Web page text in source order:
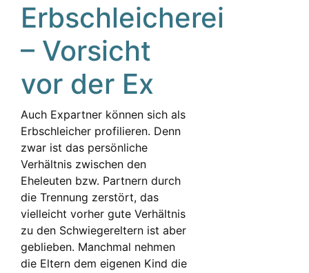
Erbschleicherei
– Vorsicht
vor der Ex
Auch Expartner können sich als
Erbschleicher profilieren. Denn
zwar ist das persönliche
Verhältnis zwischen den
Eheleuten bzw. Partnern durch
die Trennung zerstört, das
vielleicht vorher gute Verhältnis
zu den Schwiegereltern ist aber
geblieben. Manchmal nehmen
die Eltern dem eigenen Kind die